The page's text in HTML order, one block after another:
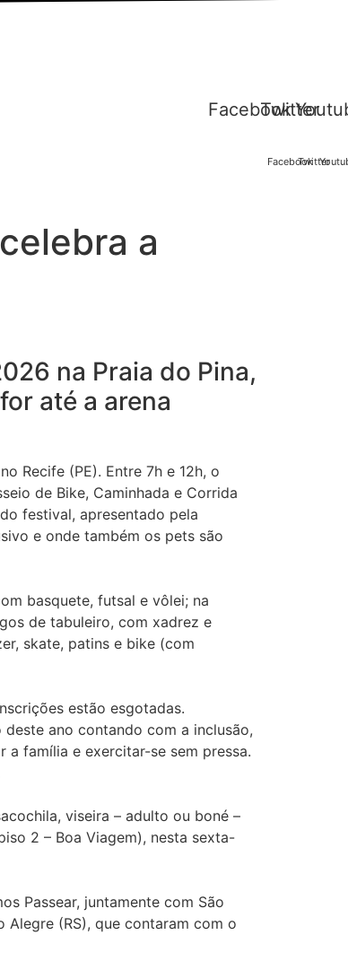
FacebookTwitter
FacebookTwitter
a
na Praia do Pina,
até a arena
Recife (PE). Entre 7h e 12h, o
de Bike, Caminhada e Corrida
festival, apresentado pela
e onde também os pets são
basquete, futsal e vôlei; na
de tabuleiro, com xadrez e
skate, patins e bike (com
estão esgotadas.
ano contando com a inclusão,
família e exercitar-se sem pressa.
viseira – adulto ou boné –
2 – Boa Viagem), nesta sexta-
Passear, juntamente com São
Alegre (RS), que contaram com o